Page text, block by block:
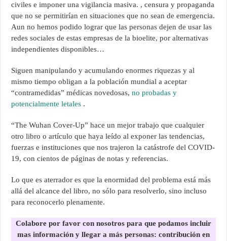
civiles e imponer una vigilancia masiva. , censura y propaganda
que no se permitirían en situaciones que no sean de emergencia.
Aun no hemos podido lograr que las personas dejen de usar las
redes sociales de estas empresas de la bioelite, por alternativas
independientes disponibles…
Siguen manipulando y acumulando enormes riquezas y al
mismo tiempo obligan a la población mundial a aceptar
“contramedidas” médicas novedosas,no probadas y
potencialmente letales .
“The Wuhan Cover-Up” hace un mejor trabajo que cualquier
otro libro o artículo que haya leído al exponer las tendencias,
fuerzas e instituciones que nos trajeron la catástrofe del COVID-
19, con cientos de páginas de notas y referencias.
Lo que es aterrador es que la enormidad del problema está más
allá del alcance del libro, no sólo para resolverlo, sino incluso
para reconocerlo plenamente.
Colabore por favor con nosotros para que podamos incluir
mas información y llegar a más personas: contribución en